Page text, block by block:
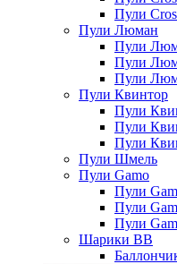
Пули
Пули Люман
Пули
Пули
Пули
Пули Квинтор
Пули
Пули
Пули
Пули Шмель
Пули Gamo
Пули
Пули
Пули
Шарики BB